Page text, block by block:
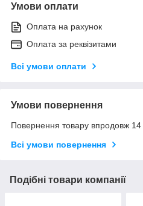
Умови оплати
Оплата на рахунок
Оплата за реквізитами
Всі умови оплати
Умови повернення
Повернення товару впродовж 14
Всі умови повернення
Подібні товари компанії